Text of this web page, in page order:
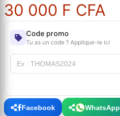
30 000 F CFA
Code promo
Tu as un code ? Applique-le ici
Facebook WhatsApp